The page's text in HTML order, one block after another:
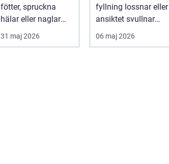
fötter, spruckna
hälar eller naglar
som skaver utan att
göra något åt de...
31 maj 2026
fyllning lossnar eller
ansiktet svullnar
upp vill man ha
06 maj 2026